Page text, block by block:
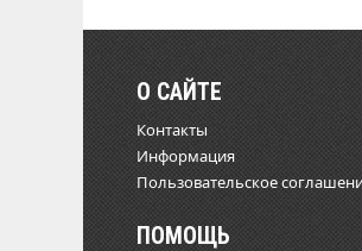
О САЙТЕ
Контакты
Информация
Пользовательское
ПОМОЩЬ